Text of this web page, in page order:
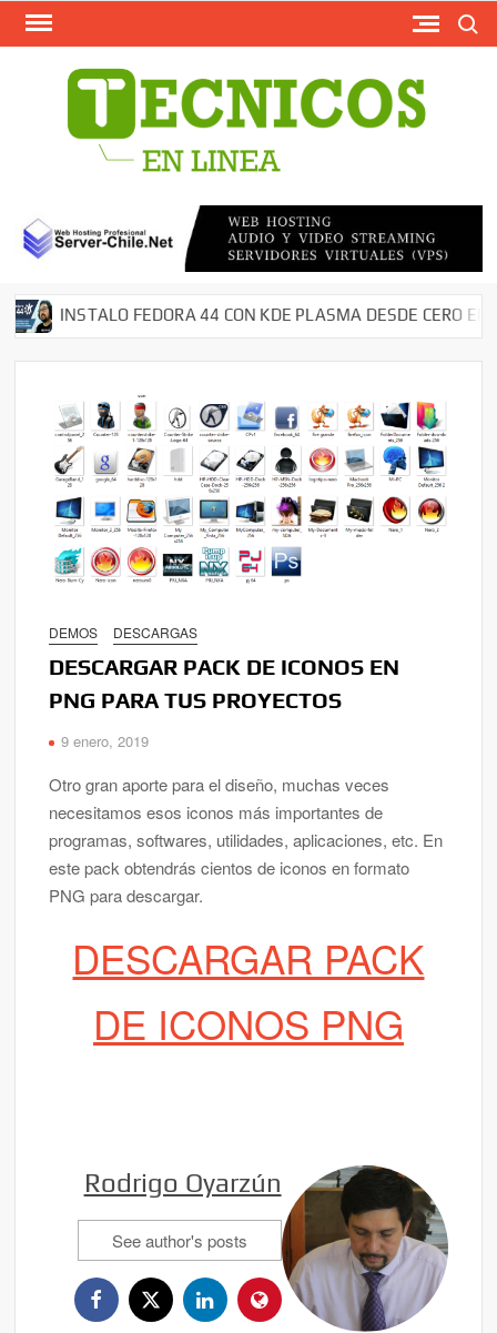
Saltar
en
INSTALO FEDORA 44 CON KDE PLASMA DESDE CERO EN MI
DEMOS DESCARGAS
DESCARGAR PACK DE ICONOS EN
PNG PARA TUS PROYECTOS
9 enero, 2019
Otro gran aporte para el diseño, muchas veces
necesitamos esos iconos más importantes de
programas, softwares, utilidades, aplicaciones, etc. En
este pack obtendrás cientos de iconos en formato
PNG para descargar.
DESCARGAR PACK
DE ICONOS PNG
Rodrigo Oyarzún
See author's posts